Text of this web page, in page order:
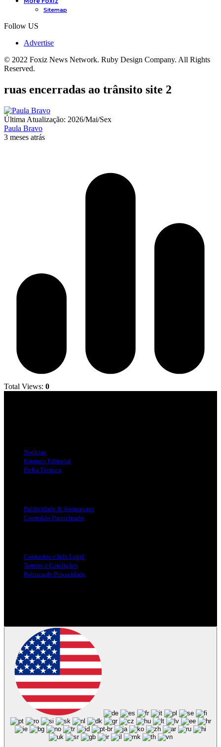
Sitemap
Follow US
Advertise
© 2022 Foxiz News Network. Ruby Design Company. All Rights
Reserved.
ruas encerradas ao trânsito site 2
Última Atualização: 2026/Mai/Sex
Paula Bravo
3 meses atrás
Total Views: 0
Notícias
Estatuto Editorial
Ficha Técnica
Publicidade & Assinaturas
Conteúdo Patrocinado
Contactos e Info Legal
Termos e Condições
Politica de Privacidade